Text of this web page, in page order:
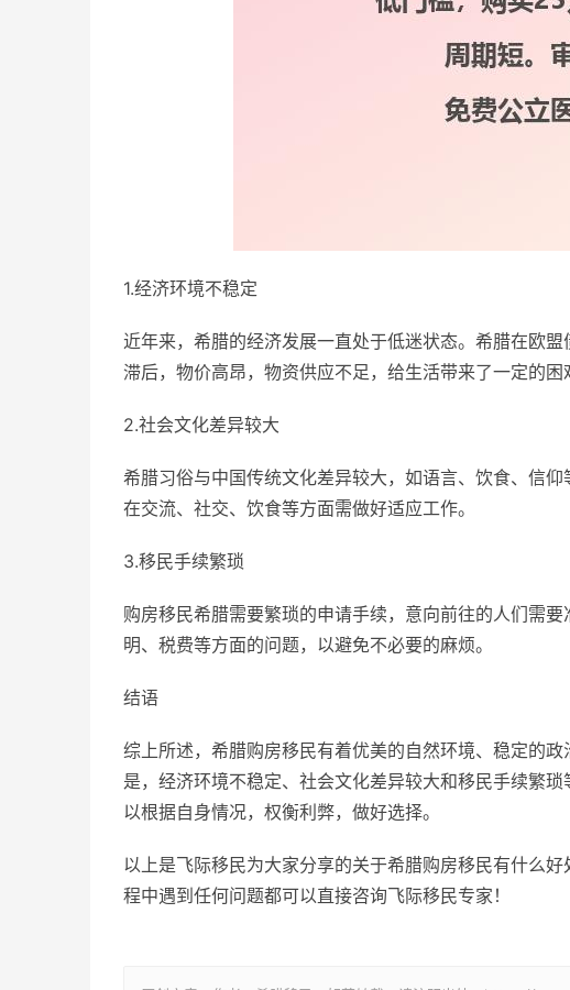
1.经济环境不稳定
近年来，希腊的经济发展一直处于低迷状态。希腊在欧
滞后，物价高昂，物资供应不足，给生活带来了一定的困
2.社会文化差异较大
希腊习俗与中国传统文化差异较大，如语言、饮食、信
在交流、社交、饮食等方面需做好适应工作。
3.移民手续繁琐
购房移民希腊需要繁琐的申请手续，意向前往的人们需
明、税费等方面的问题，以避免不必要的麻烦。
结语
综上所述，希腊购房移民有着优美的自然环境、稳定的
是，经济环境不稳定、社会文化差异较大和移民手续繁
以根据自身情况，权衡利弊，做好选择。
以上是飞际移民为大家分享的关于希腊购房移民有什么
程中遇到任何问题都可以直接咨询飞际移民专家！